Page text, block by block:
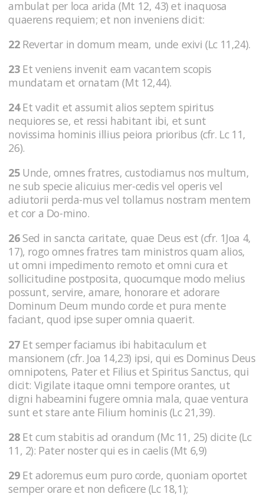
ambulat per loca arida (Mt 12, 43) et inaquosa
quaerens requiem; et non inveniens dicit:
22Revertar in domum meam, unde exivi (Lc 11,24).
23Et veniens invenit eam vacantem scopis
mundatam et ornatam (Mt 12,44).
24Et vadit et assumit alios septem spiritus
nequiores se, et ressi habitant ibi, et sunt
novissima hominis illius peiora prioribus (cfr. Lc 11,
26).
25Unde, omnes fratres, custodiamus nos multum,
ne sub specie alicuius mer-cedis vel operis vel
adiutorii perda-mus vel tollamus nostram mentem
et cor a Do-mino.
26Sed in sancta caritate, quae Deus est (cfr. 1Joa 4,
17), rogo omnes fratres tam ministros quam alios,
ut omni impedimento remoto et omni cura et
sollicitudine postposita, quocumque modo melius
possunt, servire, amare, honorare et adorare
Dominum Deum mundo corde et pura mente
faciant, quod ipse super omnia quaerit.
27Et semper faciamus ibi habitaculum et
mansionem (cfr. Joa 14,23) ipsi, qui es Dominus Deus
omnipotens, Pater et Filius et Spiritus Sanctus, qui
dicit: Vigilate itaque omni tempore orantes, ut
digni habeamini fugere omnia mala, quae ventura
sunt et stare ante Filium hominis (Lc 21,39).
28Et cum stabitis ad orandum (Mc 11, 25) dicite (Lc
11, 2): Pater noster qui es in caelis (Mt 6,9)
29Et adoremus eum puro corde, quoniam oportet
semper orare et non deficere (Lc 18,1);